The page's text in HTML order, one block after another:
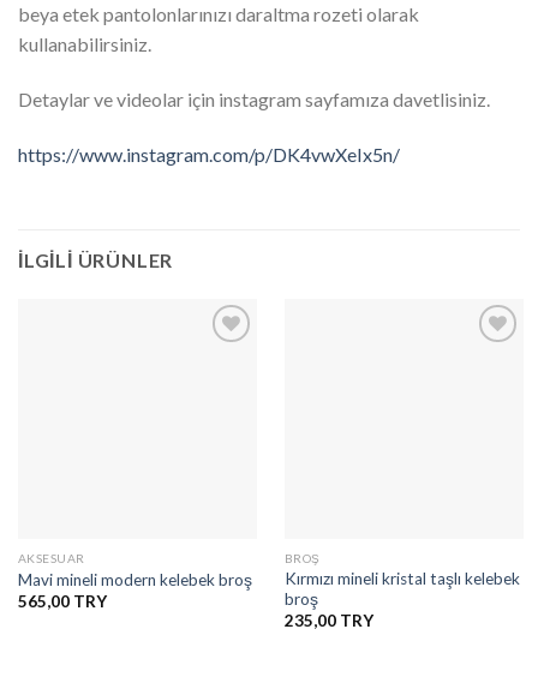
beya etek pantolonlarınızı daraltma rozeti olarak
kullanabilirsiniz.
Detaylar ve videolar için instagram sayfamıza davetlisiniz.
https://www.instagram.com/p/DK4vwXeIx5n/
İLGILI ÜRÜNLER
AKSESUAR
Mavi mineli modern kelebek broş
565,00
BROŞ
Kırmızı mineli kristal taşlı kelebek
broş
235,00